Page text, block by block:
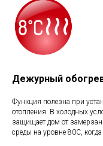
Дежурный
Функция полезна при
отопления. В холодных
защищает дом от
среды на уровне 80С,